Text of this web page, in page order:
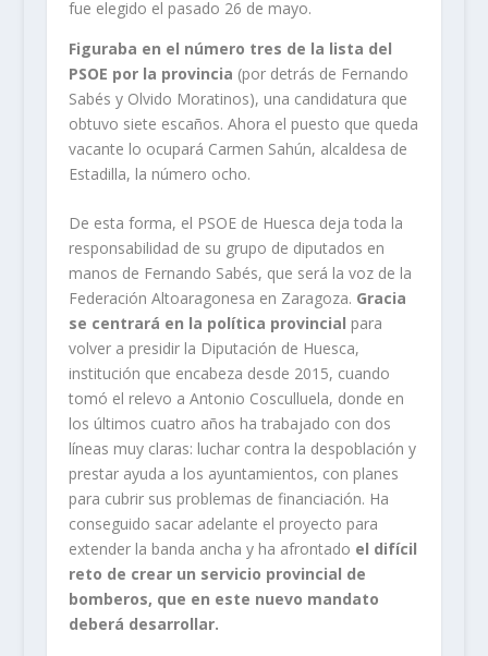
fue elegido el pasado 26 de mayo.
Figuraba en el número tres de la lista del
PSOE por la provincia (por detrás de Fernando
Sabés y Olvido Moratinos), una candidatura que
obtuvo siete escaños. Ahora el puesto que queda
vacante lo ocupará Carmen Sahún, alcaldesa de
Estadilla, la número ocho.
De esta forma, el PSOE de Huesca deja toda la
responsabilidad de su grupo de diputados en
manos de Fernando Sabés, que será la voz de la
Federación Altoaragonesa en Zaragoza. Gracia
se centrará en la política provincial para
volver a presidir la Diputación de Huesca,
institución que encabeza desde 2015, cuando
tomó el relevo a Antonio Cosculluela, donde en
los últimos cuatro años ha trabajado con dos
líneas muy claras: luchar contra la despoblación y
prestar ayuda a los ayuntamientos, con planes
para cubrir sus problemas de financiación. Ha
conseguido sacar adelante el proyecto para
extender la banda ancha y ha afrontado el difícil
reto de crear un servicio provincial de
bomberos, que en este nuevo mandato
deberá desarrollar.